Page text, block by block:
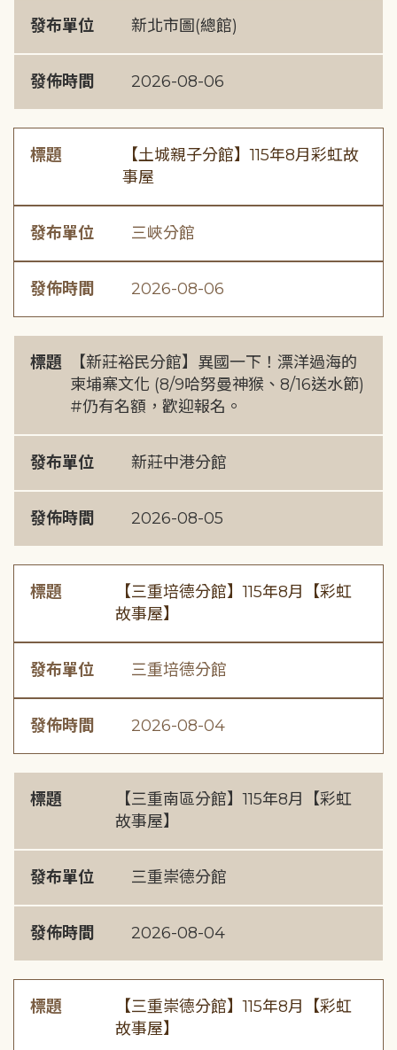
發布單位 新北市圖(總館)
發佈時間 2026-08-06
標題
【土城親子分館】115年8月彩虹故
事屋
發布單位 三峽分館
發佈時間 2026-08-06
標題
【新莊裕民分館】異國一下！漂洋過海的
柬埔寨文化 (8/9哈努曼神猴、8/16送水節)
#仍有名額，歡迎報名。
發布單位 新莊中港分館
發佈時間 2026-08-05
標題
【三重培德分館】115年8月【彩虹
故事屋】
發布單位 三重培德分館
發佈時間 2026-08-04
標題
【三重南區分館】115年8月【彩虹
故事屋】
發布單位 三重崇德分館
發佈時間 2026-08-04
標題
【三重崇德分館】115年8月【彩虹
故事屋】